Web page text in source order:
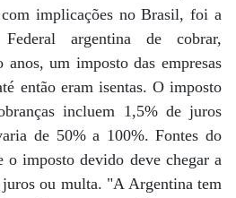
implicações no Brasil, foi a
argentina de cobrar,
anos, um imposto das empresas
então eram isentas. O imposto
incluem 1,5% de juros
de 50% a 100%. Fontes do
o imposto devido deve chegar a
ou multa. "A Argentina tem